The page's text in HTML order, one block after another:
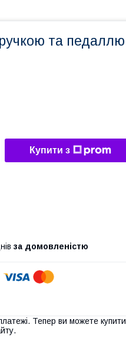
та педаллю
Купити з
за домовленістю
Тепер ви можете купити